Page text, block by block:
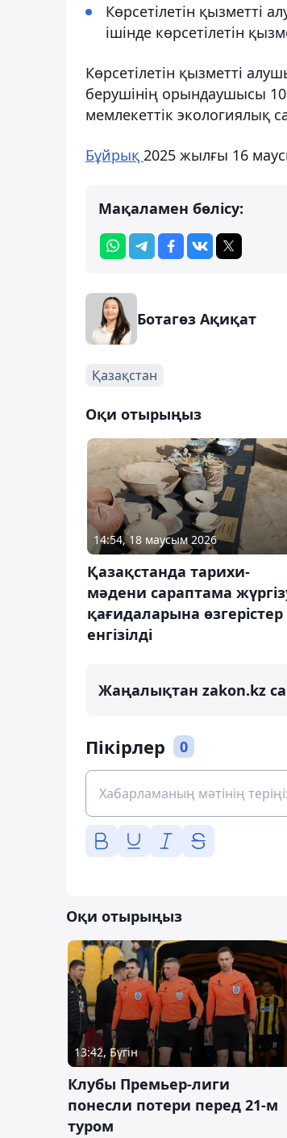
Көрсетілетін қызметті
ішінде көрсетілетін
Көрсетілетін қызметті
берушінің орындаушысы 10
мемлекеттік
Бұйрық 2025 жылғы 16
Мақаламен бөлісу:
Ботагөз Ақиқат
Қазақстан
Оқи отырыңыз
14:54, 18 маусым 2026
Қазақстанда тарихи-
мәдени сараптама
қағидаларына өзгерістер
енгізілді
Жаңалықтан zakon.kz
Пікірлер 0
Оқи отырыңыз
13:42, Бүгін
Клубы Премьер-лиги
понесли потери перед 21-м
туром